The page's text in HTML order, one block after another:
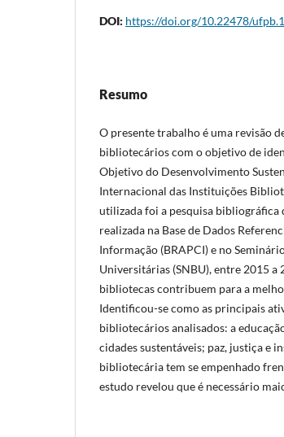
DOI: https://doi.org/10.22478/
Resumo
O presente trabalho é uma revisão
bibliotecários com o objetivo de
Objetivo do Desenvolvimento
Internacional das Instituições
utilizada foi a pesquisa
realizada na Base de Dados
Informação (BRAPCI) e no
Universitárias (SNBU), entre 2015
bibliotecas contribuem para a
Identificou-se como as principais
bibliotecários analisados: a
cidades sustentáveis; paz, justiça e
bibliotecária tem se empenhado
estudo revelou que é necessário